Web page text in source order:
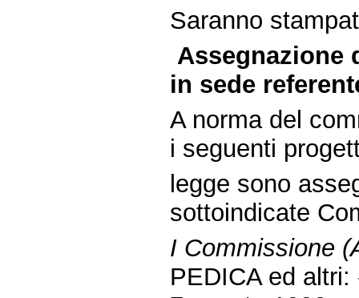
Saranno
Assegnazione
in sede
A norma del
i seguenti
legge sono
sottoindicate
I Commissione
PEDICA ed